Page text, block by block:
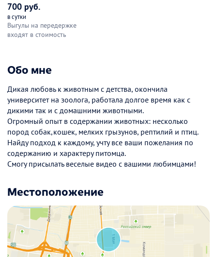
700 руб.
в сутки
Выгулы на передержке
входят в стоимость
Обо мне
Дикая любовь к животным с детства, окончила
университет на зоолога, работала долгое время как с
дикими так и с домашними животными.
Огромный опыт в содержании животных: несколько
пород собак,кошек, мелких грызунов, рептилий и птиц.
Найду подход к каждому, учту все ваши пожелания по
содержанию и характеру питомца.
Смогу присылать веселые видео с вашими любимцами!
Местоположение